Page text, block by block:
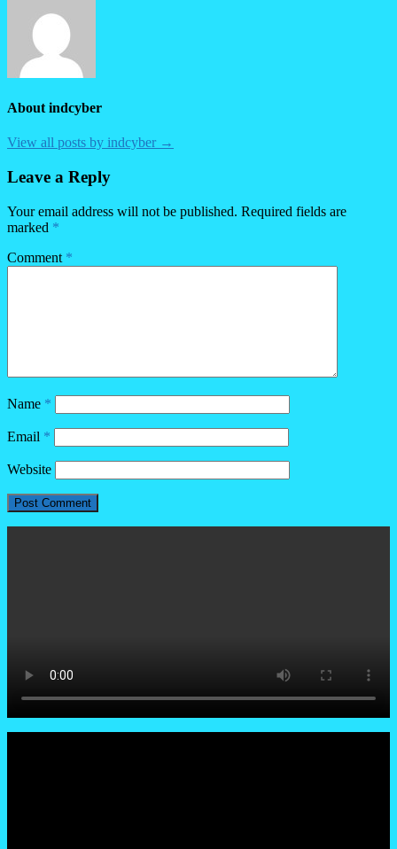
About indcyber
View all posts by indcyber →
Leave a Reply
Your email address will not be published. Required fields are
marked *
Comment *
Name *
Email *
Website